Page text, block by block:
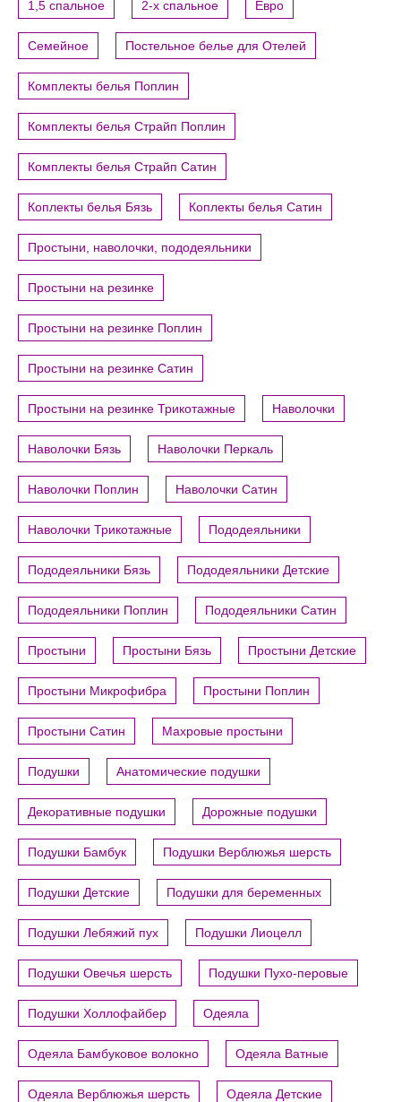
1,5 спальное 2-х спальное Евро
Семейное Постельное белье для Отелей
Комплекты белья Поплин
Комплекты белья Страйп Поплин
Комплекты белья Страйп Сатин
Коплекты белья Бязь Коплекты белья Сатин
Простыни, наволочки, пододеяльники
Простыни на резинке
Простыни на резинке Поплин
Простыни на резинке Сатин
Простыни на резинке Трикотажные Наволочки
Наволочки Бязь Наволочки Перкаль
Наволочки Поплин Наволочки Сатин
Наволочки Трикотажные Пододеяльники
Пододеяльники Бязь Пододеяльники Детские
Пододеяльники Поплин Пододеяльники Сатин
Простыни Простыни Бязь Простыни Детские
Простыни Микрофибра Простыни Поплин
Простыни Сатин Махровые простыни
Подушки Анатомические подушки
Декоративные подушки Дорожные подушки
Подушки Бамбук Подушки Верблюжья шерсть
Подушки Детские Подушки для беременных
Подушки Лебяжий пух Подушки Лиоцелл
Подушки Овечья шерсть Подушки Пухо-перовые
Подушки Холлофайбер Одеяла
Одеяла Бамбуковое волокно Одеяла Ватные
Одеяла Верблюжья шерсть Одеяла Детские